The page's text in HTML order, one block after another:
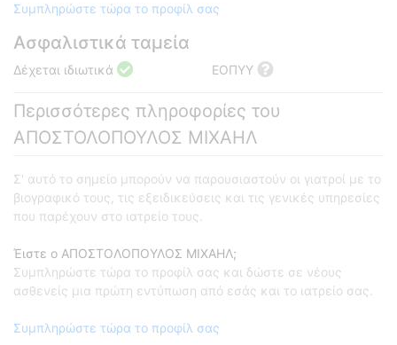
Συμπληρώστε τώρα το προφίλ σας
Ασφαλιστικά ταμεία
Δέχεται ιδιωτικά ΕΟΠΥΥ
Περισσότερες πληροφορίες του
ΑΠΟΣΤΟΛΟΠΟΥΛΟΣ ΜΙΧΑΗΛ
Σ' αυτό το σημείο μπορούν να παρουσιαστούν οι γιατροί με το
βιογραφικό τους, τις εξειδικεύσεις και τις γενικές υπηρεσίες
που παρέχουν στο ιατρείο τους.
Έιστε ο ΑΠΟΣΤΟΛΟΠΟΥΛΟΣ ΜΙΧΑΗΛ;
Συμπληρώστε τώρα το προφίλ σας και δώστε σε νέους
ασθενείς μια πρώτη εντύπωση από εσάς και το ιατρείο σας.
Συμπληρώστε τώρα το προφίλ σας